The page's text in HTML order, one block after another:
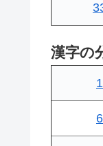
漢字の